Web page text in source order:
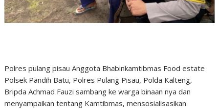
Polres pulang pisau Anggota Bhabinkamtibmas Food estate
Polsek Pandih Batu, Polres Pulang Pisau, Polda Kalteng,
Bripda Achmad Fauzi sambang ke warga binaan nya dan
menyampaikan tentang Kamtibmas, mensosialisasikan